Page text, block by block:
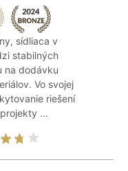
sídliaca v
stabilných
na dodávku
Vo svojej
riešení
...